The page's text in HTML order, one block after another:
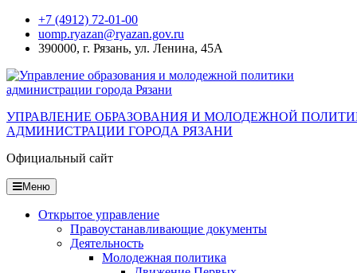
Перейти
содержанию
+7 (4912) 72-01-00
uomp.ryazan@ryazan.gov.ru
390000, г. Рязань, ул. Ленина, 45А
УПРАВЛЕНИЕ ОБРАЗОВАНИЯ И МОЛОДЕЖНОЙ
АДМИНИСТРАЦИИ ГОРОДА РЯЗАНИ
Официальный сайт
Меню
Открытое управление
Правоустанавливающие документы
Деятельность
Молодежная политика